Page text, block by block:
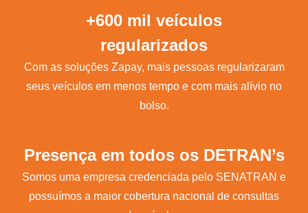
+600 mil veículos
regularizados
Com as soluções Zapay, mais pessoas regularizaram
seus veículos em menos tempo e com mais alívio no
bolso.
Presença em todos os DETRAN’s
Somos uma empresa credenciada pelo SENATRAN e
possuímos a maior cobertura nacional de consultas